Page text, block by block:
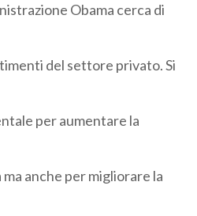
Obama cerca di
del settore privato. Si
per aumentare la
anche per migliorare la